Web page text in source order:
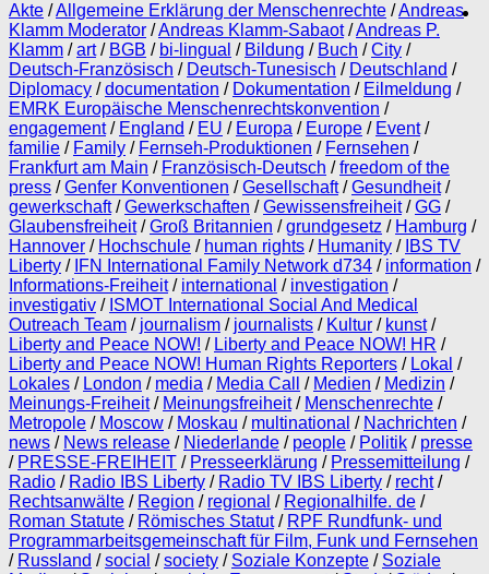
Akte /Allgemeine Erklärung der Menschenrechte /Andreas
Klamm Moderator /Andreas Klamm-Sabaot/Andreas P.
Klamm /art/ BGB / bi-lingual / Bildung / Buch /City /
Deutsch-Französisch / Deutsch-Tunesisch / Deutschland /
Diplomacy /documentation / Dokumentation / Eilmeldung /
EMRK Europäische Menschenrechtskonvention /
engagement/ England / EU / Europa / Europe / Event/
familie / Family / Fernseh-Produktionen / Fernsehen /
Frankfurt am Main / Französisch-Deutsch /freedom of the
press /Genfer Konventionen /Gesellschaft/Gesundheit/
gewerkschaft/Gewerkschaften /Gewissensfreiheit/GG /
Glaubensfreiheit/Groß Britannien /grundgesetz / Hamburg /
Hannover / Hochschule / human rights / Humanity / IBS TV
Liberty / IFN International Family Network d734 / information /
Informations-Freiheit/ international / investigation /
investigativ / ISMOT International Social And Medical
Outreach Team / journalism / journalists / Kultur / kunst/
Liberty and Peace NOW! / Liberty and Peace NOW! HR /
Liberty and Peace NOW! Human Rights Reporters / Lokal /
Lokales / London / media / Media Call / Medien / Medizin /
Meinungs-Freiheit/ Meinungsfreiheit/ Menschenrechte /
Metropole / Moscow / Moskau / multinational / Nachrichten /
news / News release / Niederlande / people / Politik / presse
/ PRESSE-FREIHEIT / Presseerklärung / Pressemitteilung /
Radio / Radio IBS Liberty / Radio TV IBS Liberty / recht/
Rechtsanwälte / Region / regional / Regionalhilfe. de /
Roman Statute / Römisches Statut/ RPF Rundfunk- und
Programmarbeitsgemeinschaft für Film, Funk und Fernsehen
/ Russland /social /society / Soziale Konzepte / Soziale